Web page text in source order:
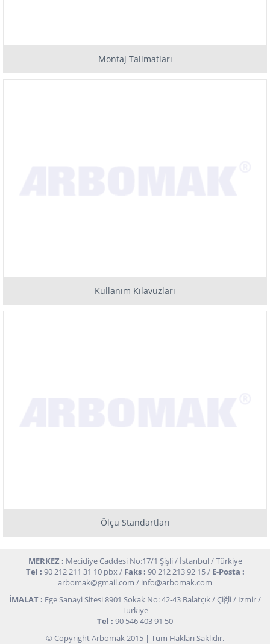
Montaj Talimatları
Kullanım Kılavuzları
Ölçü Standartları
MERKEZ : Mecidiye Caddesi No:17/1 Şişli / İstanbul / Türkiye
Tel : 90 212 211 31 10 pbx / Faks : 90 212 213 92 15 / E-Posta :
arbomak@gmail.com / info@arbomak.com
İMALAT : Ege Sanayi Sitesi 8901 Sokak No: 42-43 Balatçık / Çiğli / İzmir /
Türkiye
Tel : 90 546 403 91 50
© Copyright Arbomak 2015 | Tüm Hakları Saklıdır.